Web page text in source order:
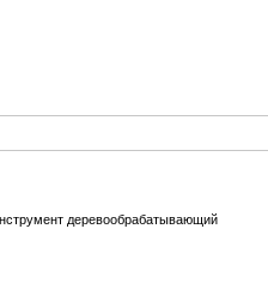
деревообрабатывающий